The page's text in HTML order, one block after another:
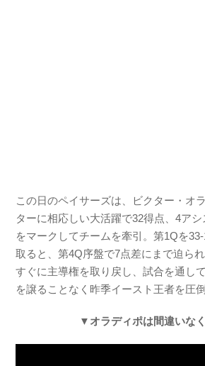
この日のペイサーズは、ビクター・オ
ターに相応しい大活躍で32得点、4ア
をマークしてチームを牽引。第1Qを
取ると、第4Q序盤で7点差にまで迫ら
すぐに主導権を取り戻し、試合を通し
を譲ることなく昨季イースト王者を圧倒
▼オラディポは間違いな